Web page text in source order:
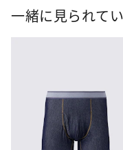
一緒に見られて